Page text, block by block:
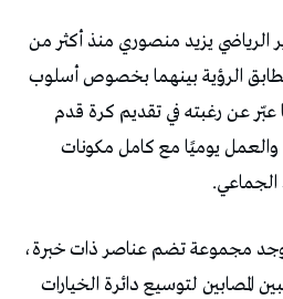
الرياضي يزيد منصوري منذ أكثر من
الرؤية بينهما بخصوص أسلوب
عبّر عن رغبته في تقديم كرة قدم
والعمل يوميًا مع كامل مكونات
الجماعي.
وجد مجموعة تضم عناصر ذات خبرة،
المصابين لتوسيع دائرة الخيارات